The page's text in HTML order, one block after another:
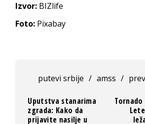
Izvor: BIZlife
Foto: Pixabay
putevi srbije / amss /
Uputstva stanarima
zgrada: Kako da
prijavite nasilje u